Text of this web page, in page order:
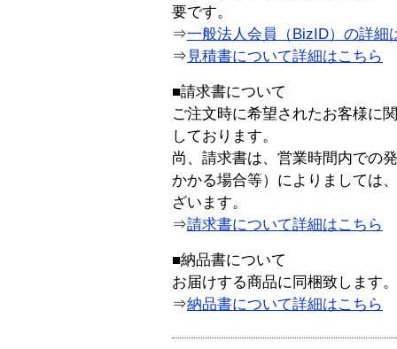
要です。
⇒一般法人会員（BizID）の詳細
⇒ 見積書について詳細はこちら
■請求書について
ご注文時に希望されたお客様に
しております。
尚、請求書は、営業時間内での
かかる場合等）によりましては
ざいます。
⇒請求書について詳細はこちら
■納品書について
お届けする商品に同梱致します。
⇒納品書について詳細はこちら